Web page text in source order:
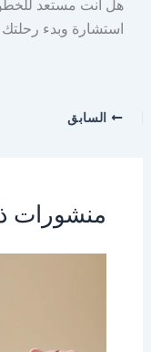
هل أنت مستعد
استشارة وبدء
السابق
منشورات